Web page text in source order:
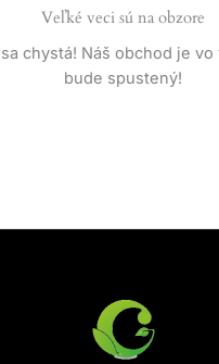
Veľké veci sú na obzore
chystá! Náš obchod je
bude spustený!